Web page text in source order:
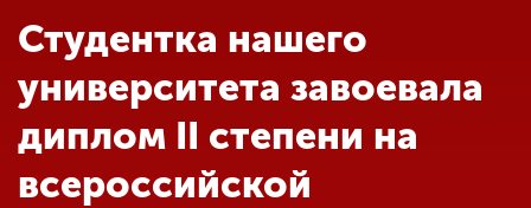
Абитуриенту
Обучение
Студентка нашего
университета завоевала
диплом II степени на
всероссийской